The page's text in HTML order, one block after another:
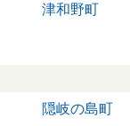
津和野町
隠岐の島町